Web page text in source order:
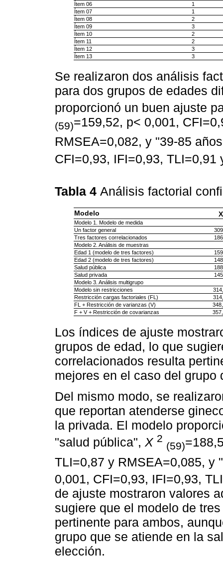
Ítem 06
1
Ítem 07
1
Ítem 08
2
Ítem 09
3
Ítem 10
2
Ítem 11
2
Ítem 12
3
Ítem 13
3
Se realizaron dos análisis
para dos grupos de edades
proporcionó un buen ajuste
(59)=159,52, p< 0,001,
RMSEA=0,082, y "39-85
CFI=0,93, IFI=0,93, TLI=0,91
Tabla 4 Análisis factorial
Modelo X
Modelo 1. Modelo de medida
Un factor general
Tres factores correlacionados
Modelo 2. Análisis de muestras
Edad 1 (modelo de tres factores)
Edad 2 (modelo de tres factores)
Salud pública
Salud privada
Modelo 3. Análisis multigrupo
Modelo sin restricciones
Restricción cargas factoriales (FL)
FL + Restricción de varianzas (V)
F + V + Restricción de covarianzas
Los índices de ajuste
grupos de edad, lo que
correlacionados resulta
mejores en el caso del grupo
Del mismo modo, se
que reportan atenderse
la privada. El modelo
"salud pública",X 2
(59)
TLI=0,87 y RMSEA=0,085, y
0,001, CFI=0,93, IFI=0,93,
de ajuste mostraron valores
sugiere que el modelo de
pertinente para ambos,
grupo que se atiende en la
elección.